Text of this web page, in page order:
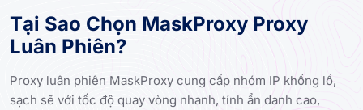
Tại Sao Chọn MaskProxy Proxy
Luân Phiên?
Proxy luân phiên MaskProxy cung cấp nhóm IP khổng lồ,
sạch sẽ với tốc độ quay vòng nhanh, tính ẩn danh cao,